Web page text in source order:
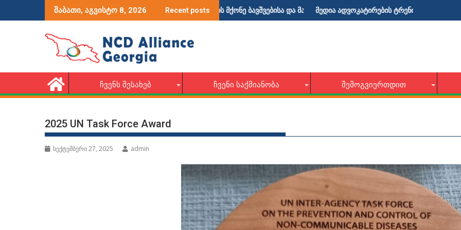
შაბათი, აგვისტო 8, 2026 Recent posts
ვიდეოების კონკურსი: დიაბეტის მქონე ბავშვებისა და მათი მშობლებისათვის!
მედია ადვოკატირების ტრენინგი
ᲩᲕᲔᲜᲡ ᲨᲔᲡᲐᲮᲔᲑ ᲩᲕᲔᲜᲘ ᲡᲐᲥᲛᲘᲐᲜᲝᲑᲐ ᲨᲔᲛᲝᲒᲕᲘᲔᲠᲗᲓᲘᲗ
2025 UN Task Force Award
სექტემბერი 27, 2025 admin